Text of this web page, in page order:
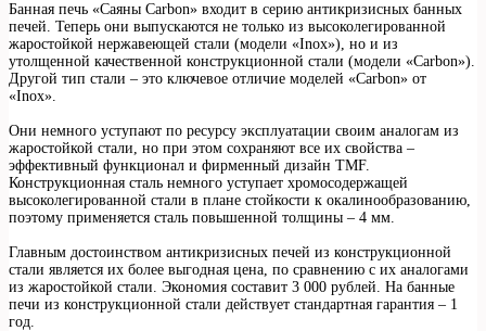
Банная печь «Саяны Carbon» входит в серию антикризисных банных
печей. Теперь они выпускаются не только из высоколегированной
жаростойкой нержавеющей стали (модели «Inox»), но и из
утолщенной качественной конструкционной стали (модели «Carbon»).
Другой тип стали – это ключевое отличие моделей «Carbon» от
«Inox».
Они немного уступают по ресурсу эксплуатации своим аналогам из
жаростойкой стали, но при этом сохраняют все их свойства –
эффективный функционал и фирменный дизайн TMF.
Конструкционная сталь немного уступает хромосодержащей
высоколегированной стали в плане стойкости к окалинообразованию,
поэтому применяется сталь повышенной толщины – 4 мм.
Главным достоинством антикризисных печей из конструкционной
стали является их более выгодная цена, по сравнению с их аналогами
из жаростойкой стали. Экономия составит 3 000 рублей. На банные
печи из конструкционной стали действует стандартная гарантия – 1
год.